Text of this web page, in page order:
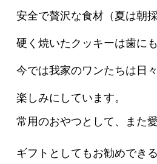
安全で贅沢な食材（夏は朝
硬く焼いたクッキーは歯に
今では我家のワンたちは日
楽しみにしています。
常用のおやつとして、また
ギフトとしてもお勧めでき